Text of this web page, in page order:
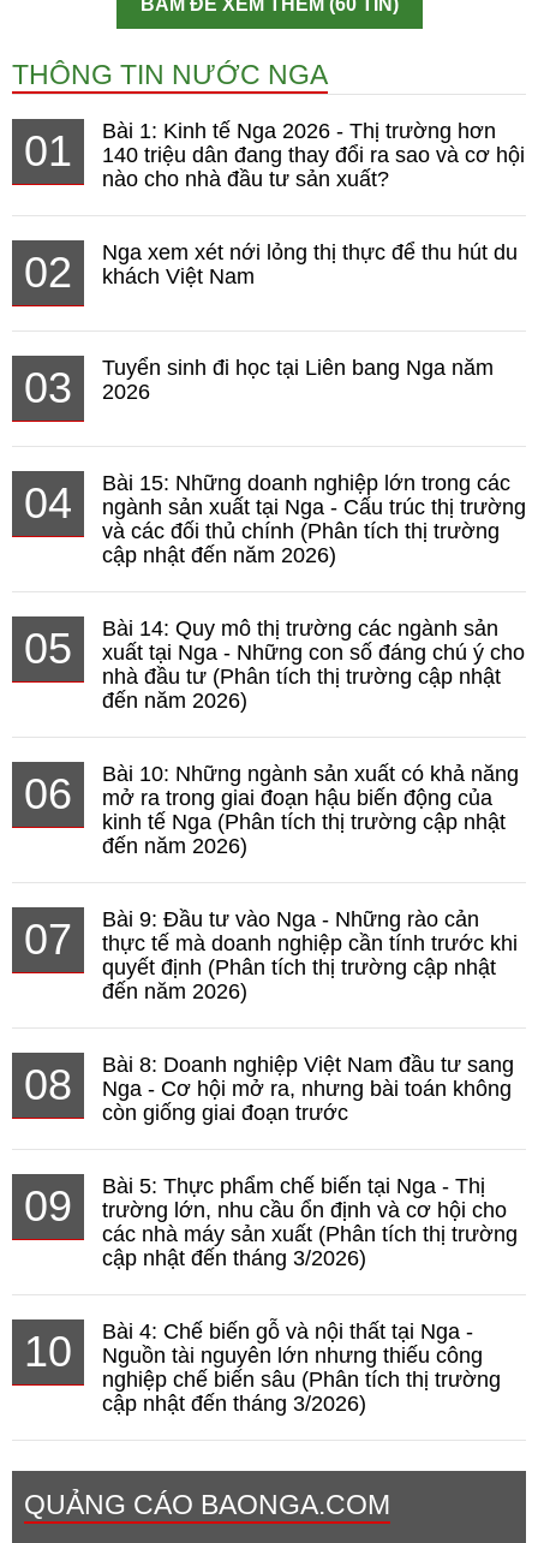
BẤM ĐỂ XEM THÊM (60 TIN)
THÔNG TIN NƯỚC NGA
01
Bài 1: Kinh tế Nga 2026 - Thị trường hơn
140 triệu dân đang thay đổi ra sao và cơ hội
nào cho nhà đầu tư sản xuất?
02
Nga xem xét nới lỏng thị thực để thu hút du
khách Việt Nam
03
Tuyển sinh đi học tại Liên bang Nga năm
2026
04
Bài 15: Những doanh nghiệp lớn trong các
ngành sản xuất tại Nga - Cấu trúc thị trường
và các đối thủ chính (Phân tích thị trường
cập nhật đến năm 2026)
05
Bài 14: Quy mô thị trường các ngành sản
xuất tại Nga - Những con số đáng chú ý cho
nhà đầu tư (Phân tích thị trường cập nhật
đến năm 2026)
06
Bài 10: Những ngành sản xuất có khả năng
mở ra trong giai đoạn hậu biến động của
kinh tế Nga (Phân tích thị trường cập nhật
đến năm 2026)
07
Bài 9: Đầu tư vào Nga - Những rào cản
thực tế mà doanh nghiệp cần tính trước khi
quyết định (Phân tích thị trường cập nhật
đến năm 2026)
08
Bài 8: Doanh nghiệp Việt Nam đầu tư sang
Nga - Cơ hội mở ra, nhưng bài toán không
còn giống giai đoạn trước
09
Bài 5: Thực phẩm chế biến tại Nga - Thị
trường lớn, nhu cầu ổn định và cơ hội cho
các nhà máy sản xuất (Phân tích thị trường
cập nhật đến tháng 3/2026)
10
Bài 4: Chế biến gỗ và nội thất tại Nga -
Nguồn tài nguyên lớn nhưng thiếu công
nghiệp chế biến sâu (Phân tích thị trường
cập nhật đến tháng 3/2026)
QUẢNG CÁO BAONGA.COM